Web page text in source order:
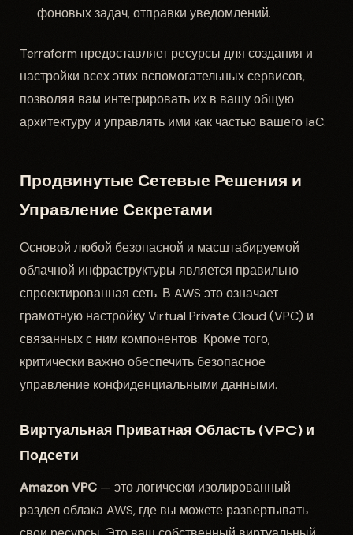
фоновых задач, отправки уведомлений.
Terraform предоставляет ресурсы для создания и
настройки всех этих вспомогательных сервисов,
позволяя вам интегрировать их в вашу общую
архитектуру и управлять ими как частью вашего IaC.
Продвинутые Сетевые Решения и
Управление Секретами
Основой любой безопасной и масштабируемой
облачной инфраструктуры является правильно
спроектированная сеть. В AWS это означает
грамотную настройку Virtual Private Cloud (VPC) и
связанных с ним компонентов. Кроме того,
критически важно обеспечить безопасное
управление конфиденциальными данными.
Виртуальная Приватная Область (VPC) и
Подсети
Amazon VPC— это логически изолированный
раздел облака AWS, где вы можете развертывать